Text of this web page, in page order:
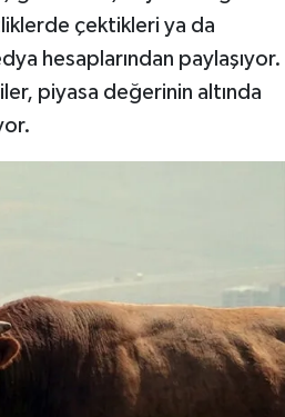
çektikleri ya da
hesaplarından paylaşıyor.
piyasa değerinin altında